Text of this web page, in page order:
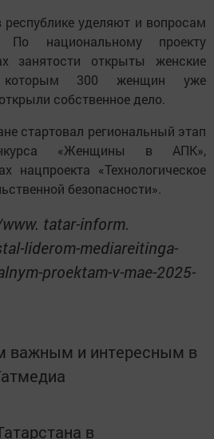
республике уделяют и вопросам
По национальному проекту
занятости открыты женские
которым 300 женщин уже
собственное дело.
стартовал региональный этап
«Женщины в АПК»,
нацпроекта «Технологическое
безопасности».
tatar-inform.
liderom-mediareitinga-
proektam-v-mae-2025-
важным и интересным в
в